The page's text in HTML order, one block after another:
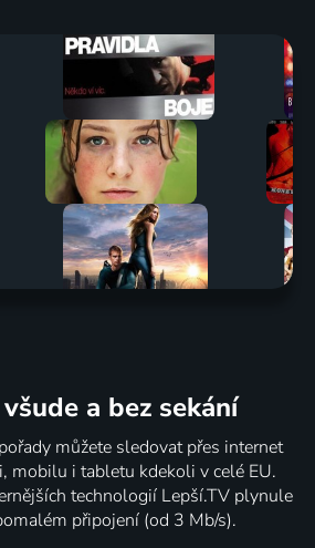
a bez sekání
můžete sledovat přes internet
mobilu i tabletu kdekoli v celé EU.
technologií Lepší.TV plynule
připojení (od 3 Mb/s).